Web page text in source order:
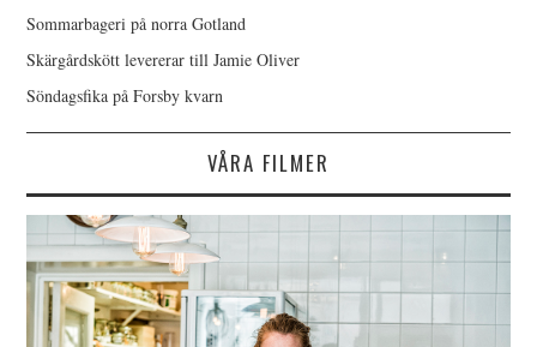
Sommarbageri på norra Gotland
Skärgårdskött levererar till Jamie Oliver
Söndagsfika på Forsby kvarn
VÅRA FILMER